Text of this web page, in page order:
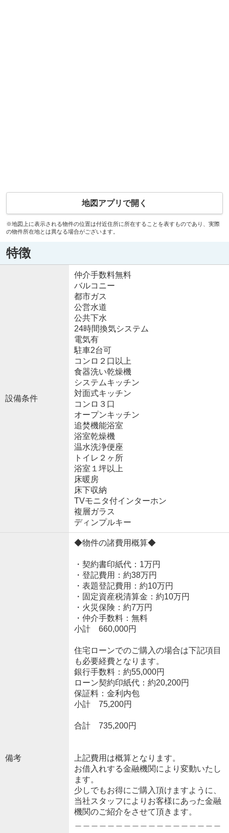
地図アプリで開く
※地図上に表示される物件の位置は付近住所に所在することを表すものであり、実際
の物件所在地とは異なる場合がございます。
特徴
設備条件
仲介手数料無料
バルコニー
都市ガス
公営水道
公共下水
24時間換気システム
電気有
駐車2台可
コンロ２口以上
食器洗い乾燥機
システムキッチン
対面式キッチン
コンロ３口
オープンキッチン
追焚機能浴室
浴室乾燥機
温水洗浄便座
トイレ２ヶ所
浴室１坪以上
床暖房
床下収納
TVモニタ付インターホン
複層ガラス
ディンプルキー
備考
◆物件の諸費用概算◆
・契約書印紙代：1万円
・登記費用：約38万円
・表題登記費用：約10万円
・固定資産税清算金：約10万円
・火災保険：約7万円
・仲介手数料：無料
小計 660,000円
住宅ローンでのご購入の場合は下記項目
も必要経費となります。
銀行手数料：約55,000円
ローン契約印紙代：約20,200円
保証料：金利内包
小計 75,200円
合計 735,200円
上記費用は概算となります。
お借入れする金融機関により変動いたし
ます。
少しでもお得にご購入頂けますように、
当社スタッフによりお客様にあった金融
機関のご紹介をさせて頂きます。